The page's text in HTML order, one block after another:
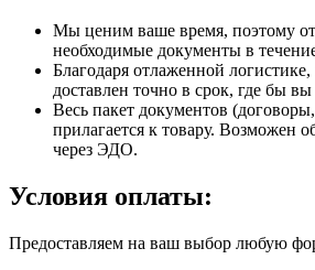
Мы ценим ваше время, поэтому
необходимые документы в
Благодаря отлаженной логистике,
доставлен точно в срок, где бы
Весь пакет документов
прилагается к товару. Возможен
через ЭДО.
Условия оплаты:
Предоставляем на ваш выбор любую